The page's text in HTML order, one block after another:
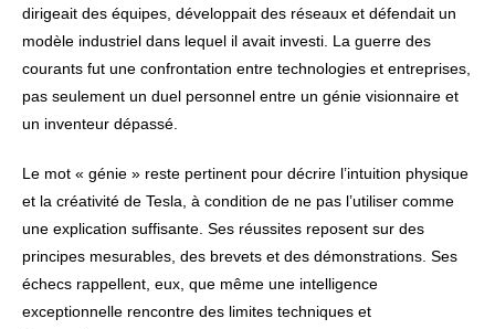
dirigeait des équipes, développait des réseaux et défendait un
modèle industriel dans lequel il avait investi. La guerre des
courants fut une confrontation entre technologies et entreprises,
pas seulement un duel personnel entre un génie visionnaire et
un inventeur dépassé.
Le mot « génie » reste pertinent pour décrire l’intuition physique
et la créativité de Tesla, à condition de ne pas l’utiliser comme
une explication suffisante. Ses réussites reposent sur des
principes mesurables, des brevets et des démonstrations. Ses
échecs rappellent, eux, que même une intelligence
exceptionnelle rencontre des limites techniques et